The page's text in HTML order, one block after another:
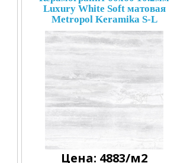
Luxury White Soft матовая
Metropol Keramika S-L
Цена: 4883/м2